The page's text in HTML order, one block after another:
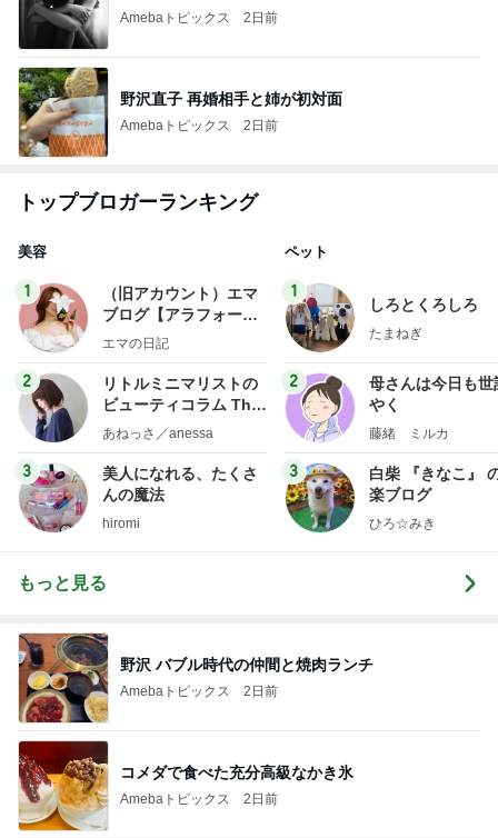
Amebaトピックス 2日前
野沢直子 再婚相手と姉が初対面
Amebaトピックス 2日前
トップブロガーランキング
美容
1
（旧アカウント）エマ
ブログ【アラフォー会
社売却セカンドライ
エマの日記
2
リトルミニマリストの
ビューティコラム The
little minimalist's bea
あねっさ／anessa
3
美人になれる、たくさ
んの魔法
hiromi
ペット
1
しろとくろしろ
たまねぎ
2
母さんは今日も世
やく
藤緒 ミルカ
3
白柴 『きなこ』
楽ブログ
ひろ☆みき
もっと見る
野沢 バブル時代の仲間と焼肉ランチ
Amebaトピックス 2日前
コメダで食べた充分高級なかき氷
Amebaトピックス 2日前